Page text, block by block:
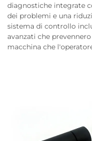
diagnostiche integrate
dei problemi e una
sistema di controllo
avanzati che
macchina che